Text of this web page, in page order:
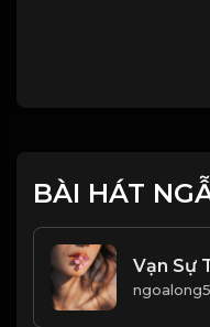
BÀI HÁT
Vạn Sự